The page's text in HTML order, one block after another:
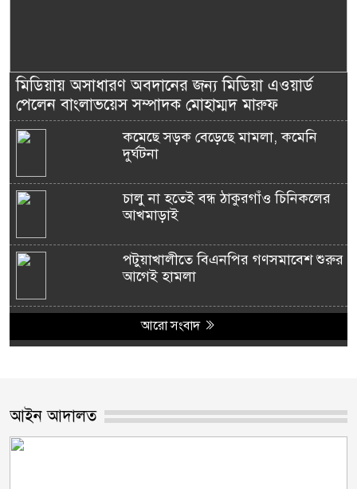
মিডিয়ায় অসাধারণ অবদানের জন্য মিডিয়া এওয়ার্ড
পেলেন বাংলাভয়েস সম্পাদক মোহাম্মদ মারুফ
কমেছে সড়ক বেড়েছে মামলা, কমেনি
দুর্ঘটনা
চালু না হতেই বন্ধ ঠাকুরগাঁও চিনিকলের
আখমাড়াই
পটুয়াখালীতে বিএনপির গণসমাবেশ শুরুর
আগেই হামলা
আরো সংবাদ
আইন আদালত